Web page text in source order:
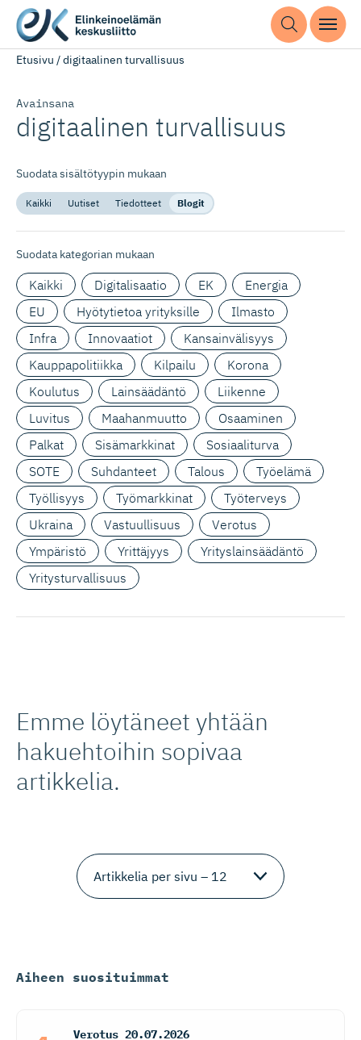
Etusivu /digitaalinen turvallisuus
Avainsana
digitaalinen turvallisuus
Suodata sisältötyypin mukaan
Kaikki Uutiset Tiedotteet Blogit
Suodata kategorian mukaan
Kaikki Digitalisaatio EK
Energia
EU
Hyötytietoa yrityksille
Ilmasto
Infra
Innovaatiot
Kansainvälisyys
Kauppapolitiikka
Kilpailu
Korona
Koulutus
Lainsäädäntö
Liikenne
Luvitus
Maahanmuutto
Osaaminen
Palkat
Sisämarkkinat
Sosiaaliturva
SOTE
Suhdanteet Talous
Työelämä
Työllisyys
Työmarkkinat
Työterveys
Ukraina
Vastuullisuus
Verotus
Ympäristö
Yrittäjyys
Yrityslainsäädäntö
Yritysturvallisuus
Emme löytäneet yhtään
hakuehtoihin sopivaa
artikkelia.
Aiheen suosituimmat
Verotus 20.07.2026